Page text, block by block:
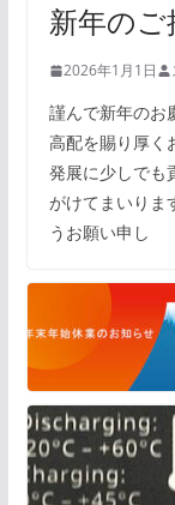
新年のご
2026年1月1日
謹んで新年のお
高配を賜り厚く
発展に少しでも
がけてまいりま
うお願い申し